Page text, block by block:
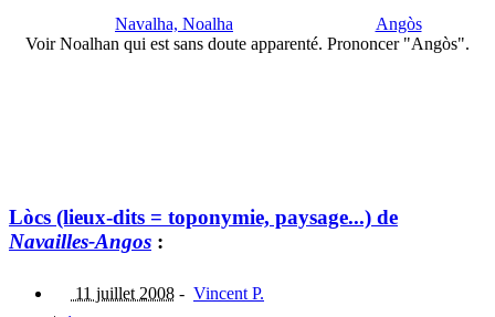
Navalha, Noalha
Voir Noalhan qui est sans doute apparenté.
Angòs
Prononcer "Angòs".
Lòcs (lieux-dits = toponymie, paysage...) de
Navailles-Angos :
11 juillet 2008 - Vincent P.